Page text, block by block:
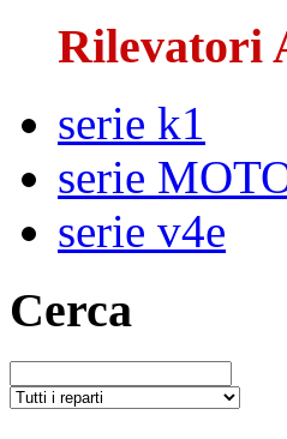
Rilevatori
serie k1
serie
serie v4e
Cerca